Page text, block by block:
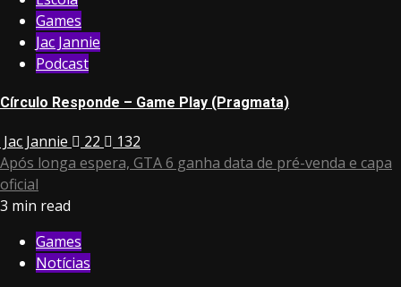
Games
Jac Jannie
Podcast
Círculo Responde – Game Play (Pragmata)
Jac Jannie 22
132
Após longa espera, GTA 6 ganha data de pré-venda e capa
oficial
3 min read
Games
Notícias